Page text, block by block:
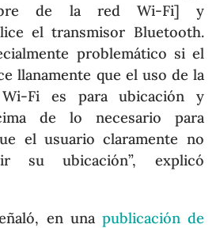
de la red Wi-Fi] y
el transmisor Bluetooth.
problemático si el
llanamente que el uso de la
Fi es para ubicación y
de lo necesario para
el usuario claramente no
su ubicación”, explicó
en una publicación de